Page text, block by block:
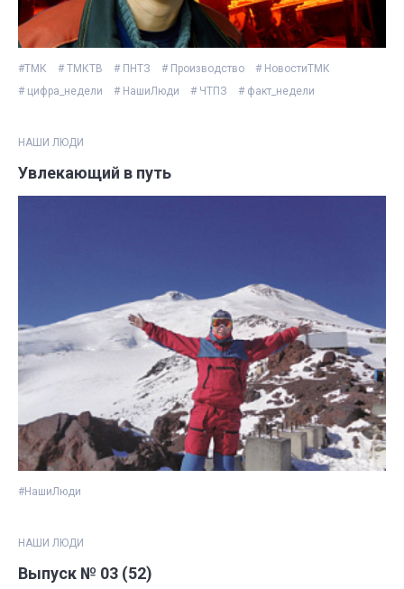
#ТМК # ТМКТВ # ПНТЗ # Производство
# НовостиТМК
# цифра_недели
# НашиЛюди # ЧТПЗ # факт_недели
НАШИ ЛЮДИ
Увлекающий в путь
#НашиЛюди
НАШИ ЛЮДИ
Выпуск № 03 (52)